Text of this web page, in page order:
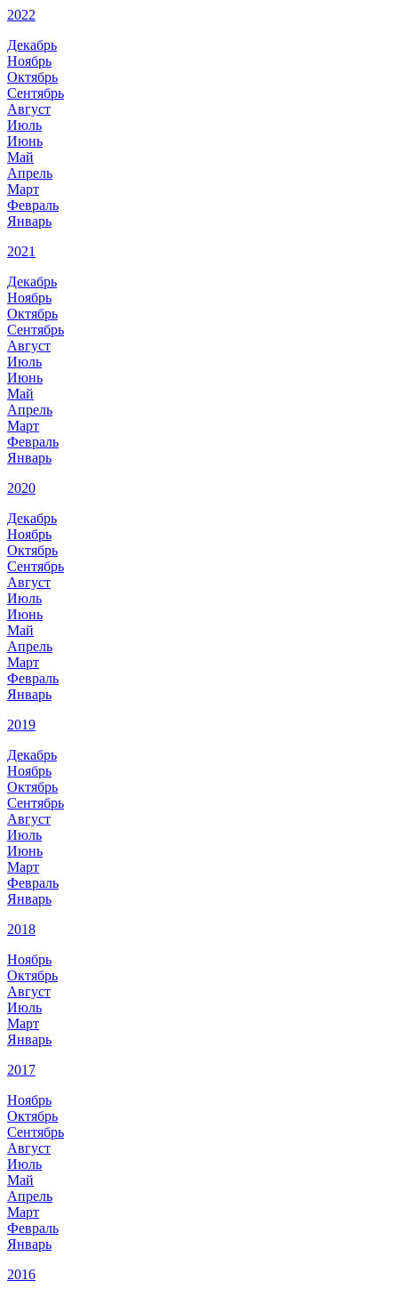
2022
Декабрь
Ноябрь
Октябрь
Сентябрь
Август
Июль
Июнь
Май
Апрель
Март
Февраль
Январь
2021
Декабрь
Ноябрь
Октябрь
Сентябрь
Август
Июль
Июнь
Май
Апрель
Март
Февраль
Январь
2020
Декабрь
Ноябрь
Октябрь
Сентябрь
Август
Июль
Июнь
Май
Апрель
Март
Февраль
Январь
2019
Декабрь
Ноябрь
Октябрь
Сентябрь
Август
Июль
Июнь
Март
Февраль
Январь
2018
Ноябрь
Октябрь
Август
Июль
Март
Январь
2017
Ноябрь
Октябрь
Сентябрь
Август
Июль
Май
Апрель
Март
Февраль
Январь
2016